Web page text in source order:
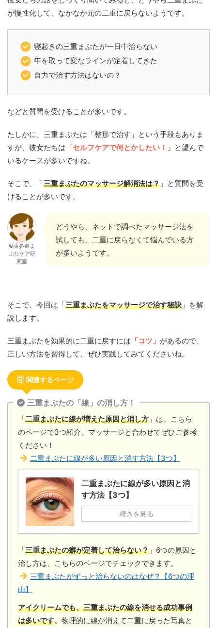
が慢性化して、なかなか元の二重に戻らないようです。
寝起きの三重まぶたが一日中治らない
年を取って変なラインが定着してきた
自力で治す方法はないの？
などと質問を受けることが多いです。
たしかに、三重まぶたは「整形で治す」という手段もありま
すが、彼女たちは 「セルフケアで何とかしたい！」 と望んで
いるケースが多いですね。
そこで、「三重まぶたのマッサージ解消法は？ 」と質問を受
けることが多いです。
©表参道ま
ぶたケア研
究室
どうやら、ネットで調べたマッサージ法を
試しても、二重に戻らなくて悩んでいる方
が多いようです。
そこで、今回は「三重まぶたをマッサージで治す秘訣 」を解
説します。
三重まぶたを効果的に二重に戻すには 「コツ」 があるので、
正しい方法を習得して、ぜひ実践してみてくださいね。
関連するページ
三重まぶたの「線」の消し方！
「二重まぶたに線が増えた原因と消し方 」は、こちら
のページで3つ紹介。マッサージと合わせてぜひご参考
ください！
二重まぶたに線が多い原因と消す方法【3つ】
二重まぶたに線が多い原因と消
す方法【3つ】
続きを見る
「三重まぶたの癖が定着して治らない？ 」6つの原因と
治し方は、こちらのページでチェックできます。
三重まぶたがずっと治らないのはなぜ？【6つの理
由】
アイクリームでも、三重まぶたの線を消せる成功事例
は多いです。物理的に線が消えて二重に戻った写真と